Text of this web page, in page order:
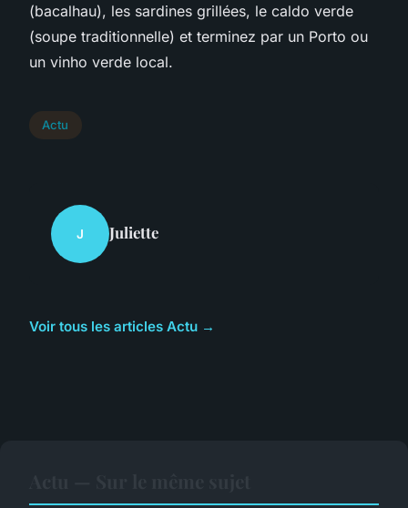
(bacalhau), les sardines grillées, le caldo verde
(soupe traditionnelle) et terminez par un Porto ou
un vinho verde local.
Actu
J Juliette
Voir tous les articles Actu →